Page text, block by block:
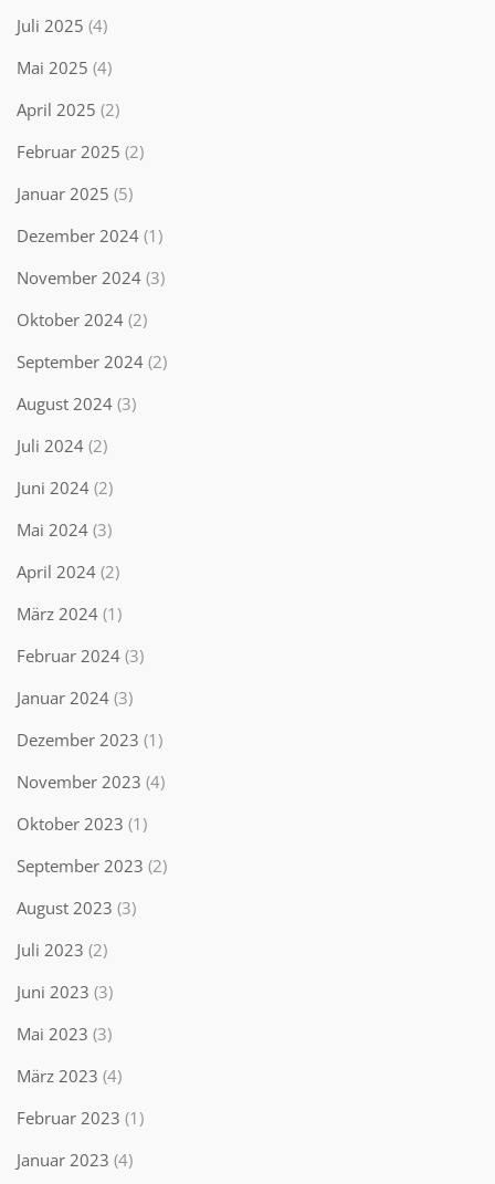
Juli 2025 (4)
Mai 2025 (4)
April 2025 (2)
Februar 2025 (2)
Januar 2025 (5)
Dezember 2024 (1)
November 2024 (3)
Oktober 2024 (2)
September 2024 (2)
August 2024 (3)
Juli 2024 (2)
Juni 2024 (2)
Mai 2024 (3)
April 2024 (2)
März 2024 (1)
Februar 2024 (3)
Januar 2024 (3)
Dezember 2023 (1)
November 2023 (4)
Oktober 2023 (1)
September 2023 (2)
August 2023 (3)
Juli 2023 (2)
Juni 2023 (3)
Mai 2023 (3)
März 2023 (4)
Februar 2023 (1)
Januar 2023 (4)